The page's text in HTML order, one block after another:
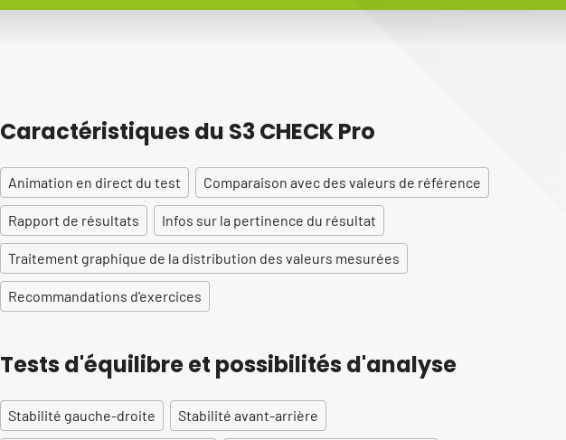
Caractéristiques du S3 CHECK Pro
Animation en direct du test Comparaison avec des valeurs de référence
Rapport de résultats Infos sur la pertinence du résultat
Traitement graphique de la distribution des valeurs mesurées
Recommandations d'exercices
Tests d'équilibre et possibilités d'analyse
Stabilité gauche-droite Stabilité avant-arrière